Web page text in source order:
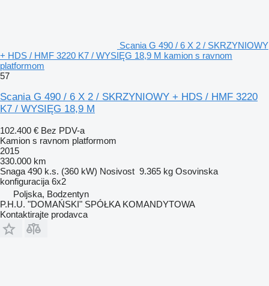
Scania G 490 / 6 X 2 / SKRZYNIOWY
+ HDS / HMF 3220 K7 / WYSIĘG 18,9 M kamion s ravnom
platformom
57
Scania G 490 / 6 X 2 / SKRZYNIOWY + HDS / HMF 3220
K7 / WYSIĘG 18,9 M
102.400 € Bez PDV-a
Kamion s ravnom platformom
2015
330.000 km
Snaga 490 k.s. (360 kW) Nosivost 9.365 kg Osovinska
konfiguracija 6x2
Poljska, Bodzentyn
P.H.U. "DOMAŃSKI" SPÓŁKA KOMANDYTOWA
Kontaktirajte prodavca